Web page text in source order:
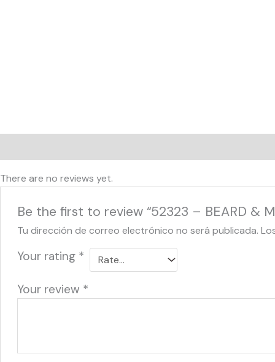
There are no reviews yet.
Be the first to review “52323 – BEARD &
Tu dirección de correo electrónico no será publicada.
Your rating *
Your review *